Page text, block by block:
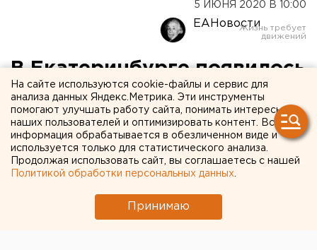
5 ИЮНЯ 2020 В 10:00
ЕАНовости
В Екатеринбурге появилось
«Такси Корона»
На сайте используются cookie-файлы и сервис для
анализа данных Яндекс.Метрика. Эти инструменты
помогают улучшать работу сайта, понимать интересы
наших пользователей и оптимизировать контент. Вся
информация обрабатывается в обезличенном виде и
используется только для статистического анализа.
Продолжая использовать сайт, вы соглашаетесь с нашей
Политикой обработки персональных данных
Принимаю